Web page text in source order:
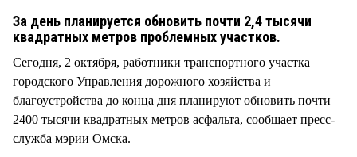
За день планируется обновить почти 2,4 тысячи
квадратных метров проблемных участков.
Сегодня, 2 октября, работники транспортного участка
городского Управления дорожного хозяйства и
благоустройства до конца дня планируют обновить почти
2400 тысячи квадратных метров асфальта, сообщает пресс-
служба мэрии Омска.